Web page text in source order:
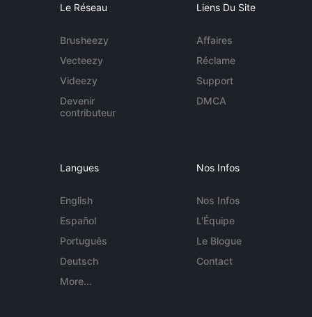
Le Réseau
Brusheezy
Vecteezy
Videezy
Devenir
contributeur
Liens Du Site
Affaires
Réclame
Support
DMCA
Langues
English
Español
Português
Deutsch
More...
Nos Infos
Nos Infos
L'Équipe
Le Blogue
Contact